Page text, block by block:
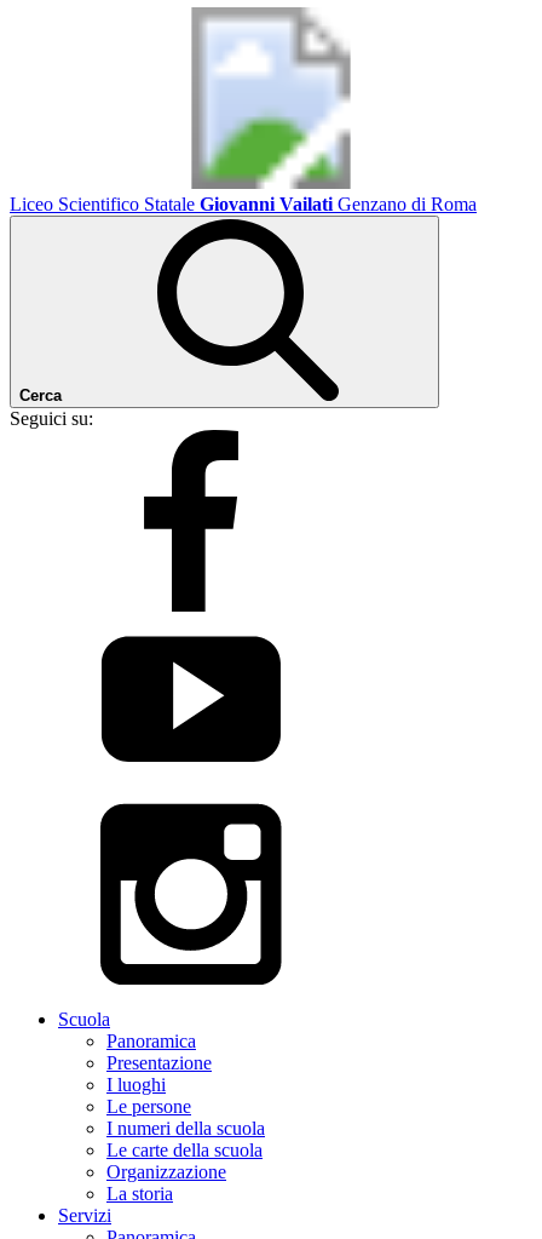
Liceo Scientifico Statale Giovanni Vailati Genzano di Roma
Cerca
Seguici su:
Scuola
Panoramica
Presentazione
I luoghi
Le persone
I numeri della scuola
Le carte della scuola
Organizzazione
La storia
Servizi